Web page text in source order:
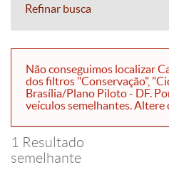
Refinar busca
Não conseguimos localizar
dos filtros "Conservação",
Brasília/Plano Piloto - DF.
veículos semelhantes. Altere
1 Resultado
semelhante